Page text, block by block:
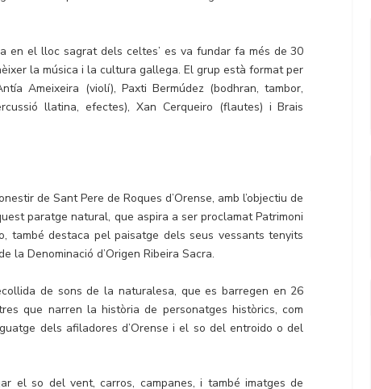
en el lloc sagrat dels celtes’ es va fundar fa més de 30
la música i la cultura gallega. El grup està format per
Ameixeira (violí), Paxti Bermúdez (bodhran, tambor,
llatina, efectes), Xan Cerqueiro (flautes) i Brais
de Sant Pere de Roques d’Orense, amb l’objectiu de
paratge natural, que aspira a ser proclamat Patrimoni
també destaca pel paisatge dels seus vessants tenyits
la Denominació d’Origen Ribeira Sacra.
de sons de la naturalesa, que es barregen en 26
que narren la història de personatges històrics, com
dels afiladores d’Orense i el so del entroido o del
el so del vent, carros, campanes, i també imatges de